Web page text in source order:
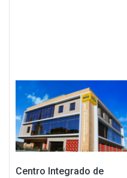
Centro Integrado de